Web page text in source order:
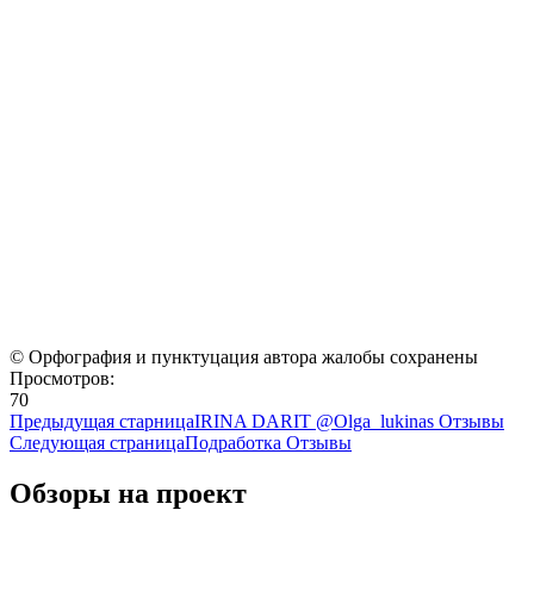
© Орфография и пунктуцация автора жалобы сохранены
Просмотров:
70
Предыдущая старницаIRINA DARIT @Olga_lukinas Отзывы
Следующая страницаПодработка Отзывы
Обзоры на проект